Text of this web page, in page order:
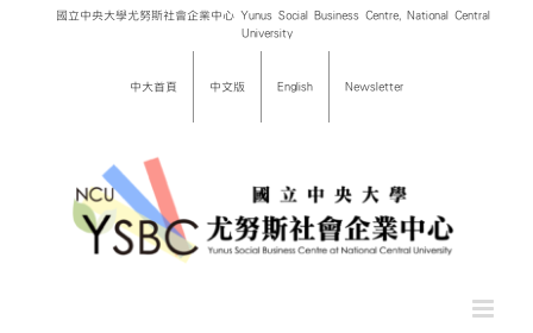
國立中央大學尤努斯社會企業中心 Yunus Social Business Centre, National Central
University
中大首頁 中文版 English Newsletter